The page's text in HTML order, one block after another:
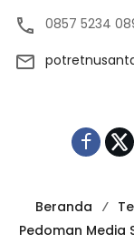
0857 5234
Beranda
Pedoman Media